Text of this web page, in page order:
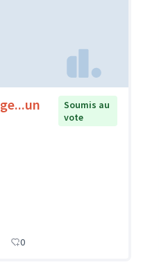
Soumis au
vote
0